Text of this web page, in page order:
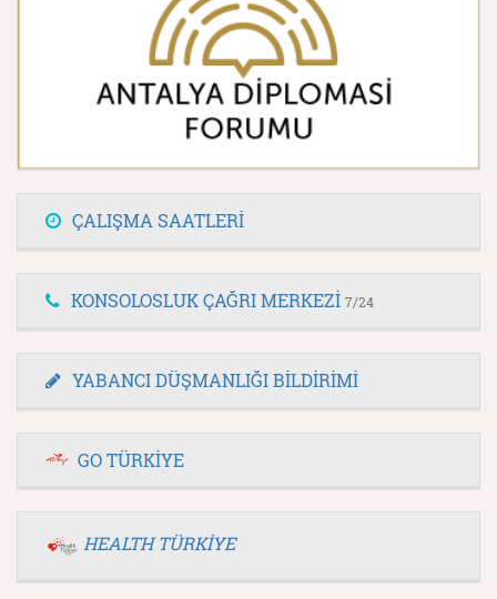
ÇALIŞMA SAATLERİ
KONSOLOSLUK ÇAĞRI MERKEZİ 7/24
YABANCI DÜŞMANLIĞI BİLDİRİMİ
GO TÜRKİYE
HEALTH TÜRKİYE